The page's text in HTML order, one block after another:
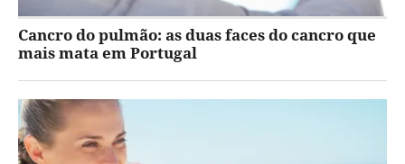
Cancro do pulmão: as duas faces do cancro que
mais mata em Portugal